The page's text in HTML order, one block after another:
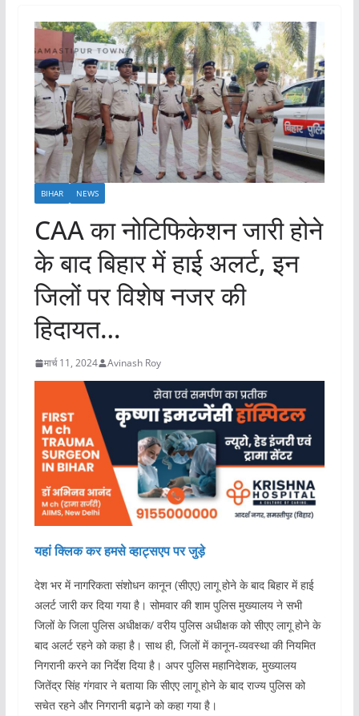
BIHAR NEWS
CAA का नोटिफिकेशन जारी होने
के बाद बिहार में हाई अलर्ट, इन
जिलों पर विशेष नजर की
हिदायत…
मार्च 11, 2024 Avinash Roy
यहां क्लिक कर हमसे व्हाट्सएप पर जुड़े
देश भर में नागरिकता संशोधन कानून (सीएए) लागू होने के बाद बिहार में हाई
अलर्ट जारी कर दिया गया है। सोमवार की शाम पुलिस मुख्यालय ने सभी
जिलों के जिला पुलिस अधीक्षक/ वरीय पुलिस अधीक्षक को सीएए लागू होने के
बाद अलर्ट रहने को कहा है। साथ ही, जिलों में कानून-व्यवस्था की नियमित
निगरानी करने का निर्देश दिया है। अपर पुलिस महानिदेशक, मुख्यालय
जितेंद्र सिंह गंगवार ने बताया कि सीएए लागू होने के बाद राज्य पुलिस को
सचेत रहने और निगरानी बढ़ाने को कहा गया है।